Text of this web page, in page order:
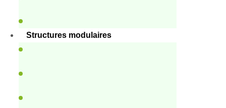
Structures modulaires